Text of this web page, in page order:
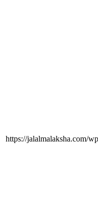
https://jalalmalaksha.com/